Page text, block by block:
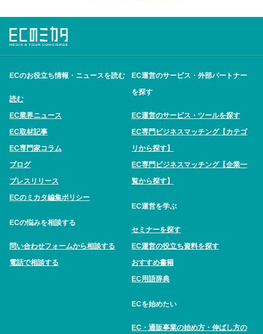
ECのお役立ち情報・ニュースを読む
読む
EC業界ニュース
EC取材記事
EC専門家コラム
ブログ
プレスリリース
ECのミカタ編集ポリシー
ECの悩みを相談する
問い合わせフォームから相談する
電話で相談する
EC運営のサービス・外部パートナー
を探す
EC運営のサービス・ツールを探す
EC専門ビジネスマッチング【カテゴ
リから探す】
EC専門ビジネスマッチング【企業一
覧から探す】
EC運営を学ぶ
セミナーを探す
EC運営の役立ち資料を探す
おすすめ書籍
EC用語辞典
ECを始めたい
EC・通販事業の始め方・伸ばし方の